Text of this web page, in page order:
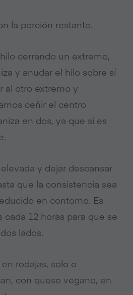
la porción restante.
cerrando un extremo,
y anudar el hilo sobre sí
al otro extremo y
ceñir el centro
en dos, ya que si es
y dejar descansar
que la consistencia sea
en contorno. Es
cada 12 horas para que se
lados.
rodajas, solo o
con queso vegano, en